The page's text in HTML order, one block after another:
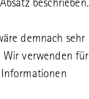
beschrieben.
demnach sehr
Wir verwenden für
Informationen